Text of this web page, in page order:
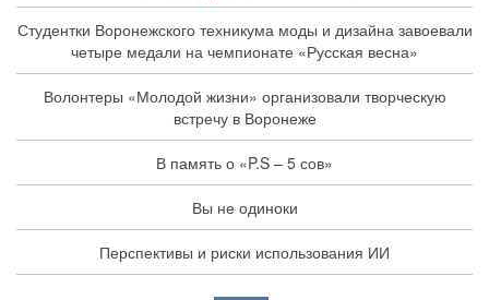
Студентки Воронежского техникума моды и дизайна завоевали
четыре медали на чемпионате «Русская весна»
Волонтеры «Молодой жизни» организовали творческую
встречу в Воронеже
В память о «P.S – 5 сов»
Вы не одиноки
Перспективы и риски использования ИИ